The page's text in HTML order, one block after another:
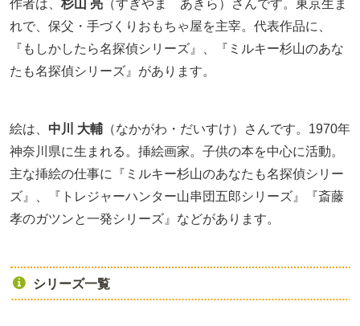
作者は、 杉山 亮 （すぎやま あきら）さんです。東京生ま
れで、保父・手づくりおもちゃ屋を主宰。代表作品に、
『もしかしたら名探偵シリーズ』、『ミルキー杉山のあな
たも名探偵シリーズ』があります。
絵は、 中川 大輔 （なかがわ・だいすけ）さんです。1970年
神奈川県に生まれる。挿絵画家。子供の本を中心に活動。
主な挿絵の仕事に『ミルキー杉山のあなたも名探偵シリー
ズ』、『トレジャーハンター山串団五郎シリーズ』『斎藤
孝のガツンと一発シリーズ』などがあります。
シリーズ一覧